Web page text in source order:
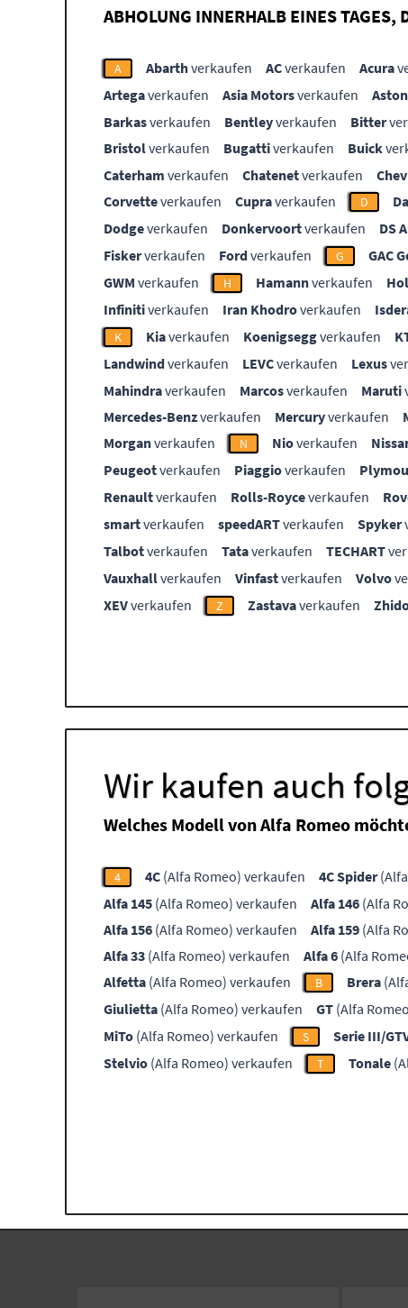
ABHOLUNG INNERHALB EINES TAGES,
A Abarthverkaufen ACverkaufen Acura
Artegaverkaufen Asia Motorsverkaufen
Barkasverkaufen Bentleyverkaufen Bitter
Bristolverkaufen Bugattiverkaufen Buick
Caterham verkaufen Chatenetverkaufen
Corvetteverkaufen Cupraverkaufen D
Dodgeverkaufen Donkervoortverkaufen DS
Fiskerverkaufen Fordverkaufen G GAC
GWM verkaufen H Hamannverkaufen
Infinitiverkaufen Iran Khodroverkaufen
K Kiaverkaufen Koenigseggverkaufen
Landwindverkaufen LEVCverkaufen Lexus
Mahindraverkaufen Marcosverkaufen Maruti
Mercedes-Benzverkaufen Mercuryverkaufen
Morganverkaufen N Nioverkaufen
Peugeotverkaufen Piaggioverkaufen
Renaultverkaufen Rolls-Royceverkaufen
smartverkaufen speedARTverkaufen Spyker
Talbotverkaufen Tataverkaufen TECHART
Vauxhallverkaufen Vinfastverkaufen Volvo
XEVverkaufen Z Zastavaverkaufen
Wir kaufen auch
Welches Modell von Alfa Romeo
4 4C (Alfa Romeo) verkaufen 4C Spider
Alfa 145 (Alfa Romeo) verkaufen Alfa 146 (Alfa
Alfa 156 (Alfa Romeo) verkaufen Alfa 159 (Alfa
Alfa 33 (Alfa Romeo) verkaufen Alfa 6 (Alfa
Alfetta (Alfa Romeo) verkaufen B Brera
Giulietta (Alfa Romeo) verkaufen GT (Alfa
MiTo (Alfa Romeo) verkaufen S Serie III/
Stelvio (Alfa Romeo) verkaufen T Tonale